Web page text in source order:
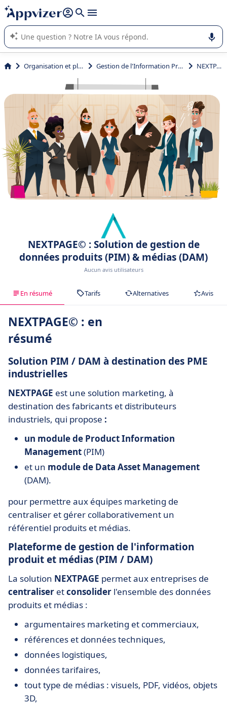
répondre (plusieurs lignes avec
L'IA de Appvizer vous guide dans l'utilisation ou la sélection de
logiciel SaaS en entreprise.
Organisation et planification Gestion de l'Information Produit (GIP ou PIM) NEXTPAGE©
NEXTPAGE© : Solution de gestion de
données produits (PIM) & médias (DAM)
Aucun avis utilisateurs
En résumé Tarifs Alternatives Avis
NEXTPAGE© : en
résumé
Solution PIM / DAM à destination des PME
industrielles
NEXTPAGE est une solution marketing, à
destination des fabricants et distributeurs
industriels, qui propose :
un module de Product Information
Management(PIM)
et un module de Data Asset Management
(DAM).
pour permettre aux équipes marketing de
centraliser et gérer collaborativement un
référentiel produits et médias.
Plateforme de gestion de l'information
produit et médias (PIM / DAM)
La solution NEXTPAGE permet aux entreprises de
centraliser etconsolider l'ensemble des données
produits et médias :
argumentaires marketing et commerciaux,
références et données techniques,
données logistiques,
données tarifaires,
tout type de médias : visuels, PDF, vidéos, objets
3D,